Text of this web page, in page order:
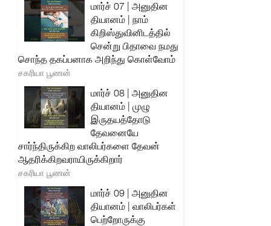
மார்ச் 07 | அனுதின
தியானம் | நாம்
கிறிஸ்துவினிடத்தில்
சென்று பிதாவை நமது
சொந்த தகப்பனாக அறிந்து கொள்வோம்
சகரியா பூணன்
மார்ச் 08 | அனுதின
தியானம் | முழு
இருதயத்தோடு
தேவனையே
சார்ந்திருக்கிற வாலிபர்களை தேவன்
ஆதரிக்கிறவராயிருக்கிறார்
சகரியா பூணன்
மார்ச் 09 | அனுதின
தியானம் | வாலிபர்கள்
பெற்றோருக்கு